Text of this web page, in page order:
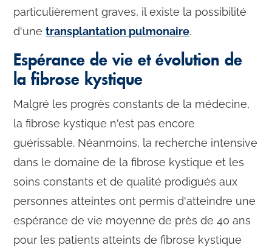
particulièrement graves, il existe la possibilité
d'unetransplantation pulmonaire.
Espérance de vie et évolution de
la fibrose kystique
Malgré les progrès constants de la médecine,
la fibrose kystique n'est pas encore
guérissable. Néanmoins, la recherche intensive
dans le domaine de la fibrose kystique et les
soins constants et de qualité prodigués aux
personnes atteintes ont permis d'atteindre une
espérance de vie moyenne de près de 40 ans
pour les patients atteints de fibrose kystique